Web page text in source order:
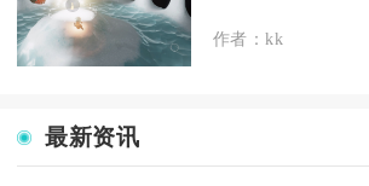
作者：kk
最新资讯